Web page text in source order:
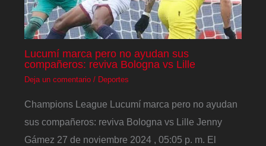
Lucumí marca pero no ayudan sus
compañeros: reviva Bologna vs Lille
Deja un comentario / Deportes
Champions League Lucumí marca pero no ayudan
sus compañeros: reviva Bologna vs Lille Jenny
Gámez 27 de noviembre 2024 , 05:05 p. m. El